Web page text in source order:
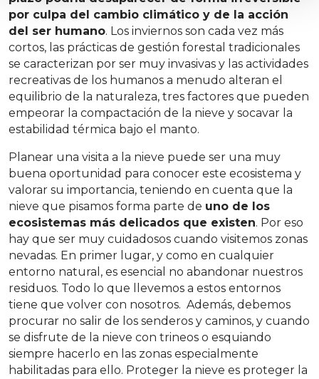
por culpa del cambio climático y de la acción
del ser humano. Los inviernos son cada vez más
cortos, las prácticas de gestión forestal tradicionales
se caracterizan por ser muy invasivas y las actividades
recreativas de los humanos a menudo alteran el
equilibrio de la naturaleza, tres factores que pueden
empeorar la compactación de la nieve y socavar la
estabilidad térmica bajo el manto.
Planear una visita a la nieve puede ser una muy
buena oportunidad para conocer este ecosistema y
valorar su importancia, teniendo en cuenta que la
nieve que pisamos forma parte de uno de los
ecosistemas más delicados que existen. Por eso
hay que ser muy cuidadosos cuando visitemos zonas
nevadas. En primer lugar, y como en cualquier
entorno natural, es esencial no abandonar nuestros
residuos. Todo lo que llevemos a estos entornos
tiene que volver con nosotros. Además, debemos
procurar no salir de los senderos y caminos, y cuando
se disfrute de la nieve con trineos o esquiando
siempre hacerlo en las zonas especialmente
habilitadas para ello. Proteger la nieve es proteger la